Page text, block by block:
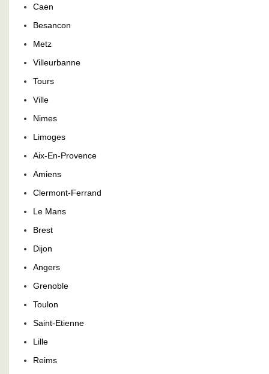
Caen
Besancon
Metz
Villeurbanne
Tours
Ville
Nimes
Limoges
Aix-En-Provence
Amiens
Clermont-Ferrand
Le Mans
Brest
Dijon
Angers
Grenoble
Toulon
Saint-Etienne
Lille
Reims